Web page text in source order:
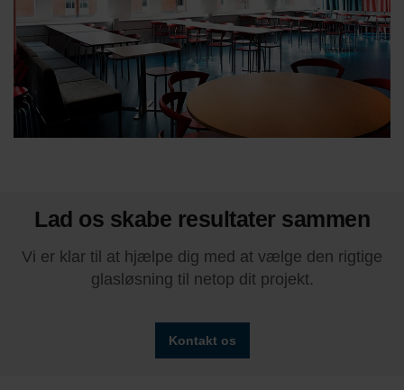
Lad os skabe resultater sammen
Vi er klar til at hjælpe dig med at vælge den rigtige
glasløsning til netop dit projekt.
Kontakt os